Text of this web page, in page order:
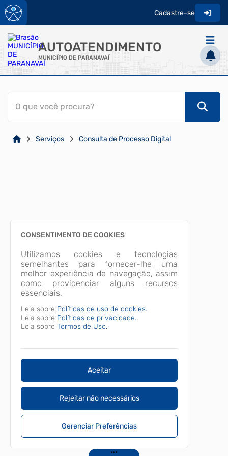
Cadastre-se
AUTOATENDIMENTO
MUNICÍPIO DE PARANAVAÍ
ACESSO RÁPIDO
Acessibilidade
Transparência
O que você procura?
Serviços Consulta de Processo Digital
CONSENTIMENTO DE COOKIES
Utilizamos cookies e tecnologias
semelhantes para fornecer-lhe uma
melhor experiência de navegação, assim
como providenciar alguns recursos
essenciais.
Leia sobre Políticas de uso de cookies.
Leia sobre Políticas de privacidade.
Leia sobre Termos de Uso.
Aceitar
Rejeitar não necessários
Gerenciar Preferências